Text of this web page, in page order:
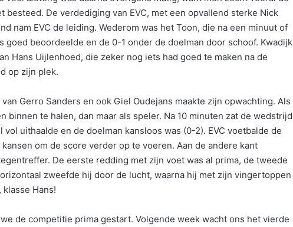
besteed. De verdediging van EVC, met een opvallend sterke Nick
nam EVC de leiding. Wederom was het Toon, die na een minuut of
goed beoordeelde en de 0-1 onder de doelman door schoof. Kwadijk
Hans Uijlenhoed, die zeker nog iets had goed te maken na de
op zijn plek.
Gerro Sanders en ook Giel Oudejans maakte zijn opwachting. Als
binnen te halen, dan maar als speler. Na 10 minuten zat de wedstrijd
uithaalde en de doelman kansloos was (0-2). EVC voetbalde de
om de score verder op te voeren. Aan de andere kant
De eerste redding met zijn voet was al prima, de tweede
zweefde hij door de lucht, waarna hij met zijn vingertoppen
Hans!
de competitie prima gestart. Volgende week wacht ons het vierde